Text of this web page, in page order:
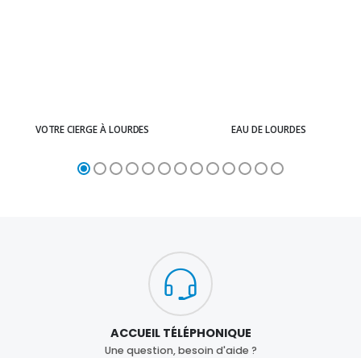
VOTRE CIERGE À LOURDES EAU DE LOURDES
ACCUEIL TÉLÉPHONIQUE
Une question, besoin d'aide ?